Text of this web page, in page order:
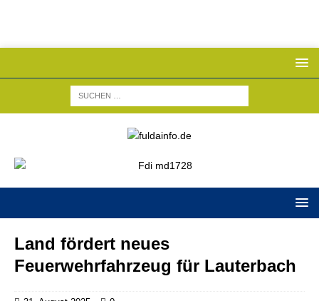
Land fördert neues
Feuerwehrfahrzeug für Lauterbach